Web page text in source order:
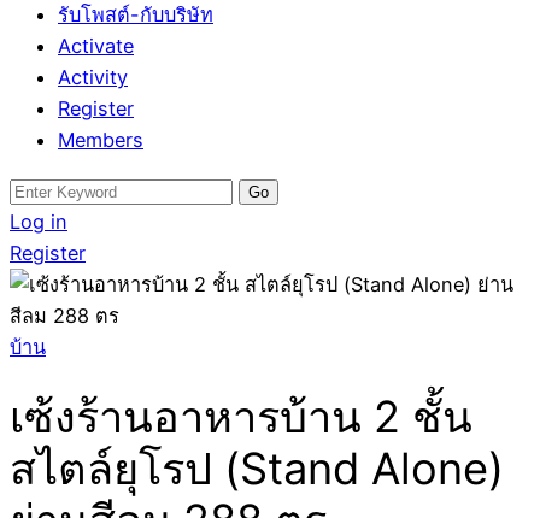
รับโพสต์-กับบริษัท
Activate
Activity
Register
Members
Search
for:
Log in
Register
บ้าน
เซ้งร้านอาหารบ้าน 2 ชั้น
สไตล์ยุโรป (Stand Alone)